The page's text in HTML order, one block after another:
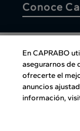
Conoce
En CAPRABO
asegurarnos de
ofrecerte el
anuncios
información,